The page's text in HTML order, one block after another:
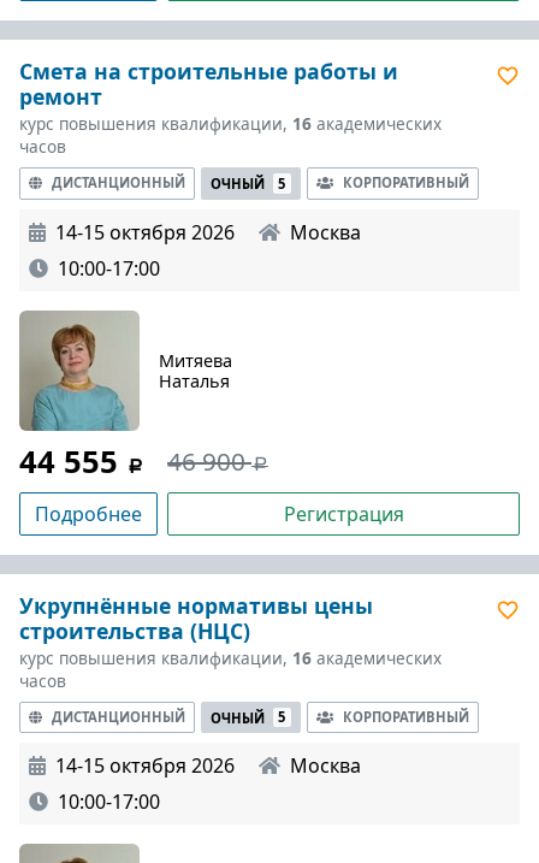
Смета на строительные работы и
ремонт
курс повышения квалификации, 16 академических
часов
ДИСТАНЦИОННЫЙ ОЧНЫЙ 5 КОРПОРАТИВНЫЙ
14-15 октября 2026
Москва
10:00-17:00
Митяева
Наталья
44 555 46 900
Подробнее Регистрация
Укрупнённые нормативы цены
строительства (НЦС)
курс повышения квалификации, 16 академических
часов
ДИСТАНЦИОННЫЙ ОЧНЫЙ 5 КОРПОРАТИВНЫЙ
14-15 октября 2026
Москва
10:00-17:00